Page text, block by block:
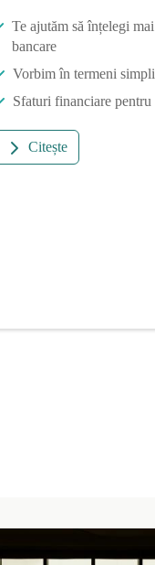
Te ajutăm să înțelegi
bancare
Vorbim în termeni
Sfaturi financiare pentru
Citește